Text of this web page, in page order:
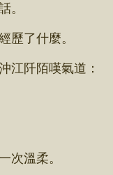
了什麼。
阡陌嘆氣道：
溫柔。